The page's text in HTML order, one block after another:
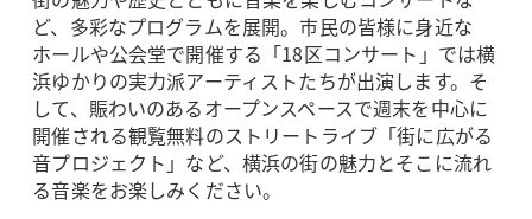
ど、多彩なプログラムを展開。市民の皆様に身近な
ホールや公会堂で開催する「18区コンサート」では横
浜ゆかりの実力派アーティストたちが出演します。そ
して、賑わいのあるオープンスペースで週末を中心に
開催される観覧無料のストリートライブ「街に広がる
音プロジェクト」など、横浜の街の魅力とそこに流れ
る音楽をお楽しみください。